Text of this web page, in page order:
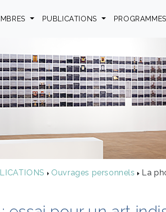
PUBLICATIONS PROGRAMMES
Ouvrages personnels La